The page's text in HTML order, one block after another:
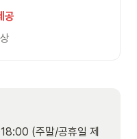
공
(주말/공휴일 제